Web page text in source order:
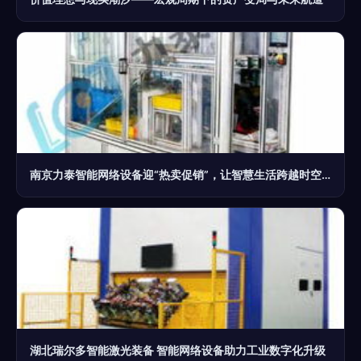
南京力泰智能网络设备迎“热卖促销”，让智慧生活跨越时空同行
湖北瑞尔多智能激光装备 智能网络设备助力工业数字化升级